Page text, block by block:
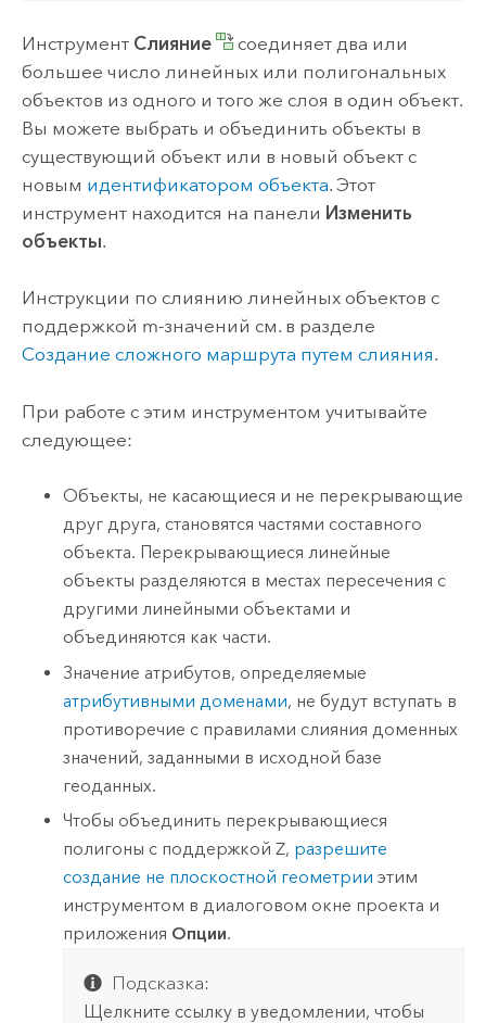
Инструмент Слияние
соединяет два или
большее число линейных или полигональных
объектов из одного и того же слоя в один объект.
Вы можете выбрать и объединить объекты в
существующий объект или в новый объект с
новым идентификатором объекта. Этот
инструмент находится на панели Изменить
объекты.
Инструкции по слиянию линейных объектов с
поддержкой m-значений см. в разделе
Создание сложного маршрута путем слияния.
При работе с этим инструментом учитывайте
следующее:
Объекты, не касающиеся и не перекрывающие
друг друга, становятся частями составного
объекта. Перекрывающиеся линейные
объекты разделяются в местах пересечения с
другими линейными объектами и
объединяются как части.
Значение атрибутов, определяемые
атрибутивными доменами, не будут вступать в
противоречие с правилами слияния доменных
значений, заданными в исходной базе
геоданных.
Чтобы объединить перекрывающиеся
полигоны с поддержкой Z, разрешите
создание не плоскостной геометрии этим
инструментом в диалоговом окне проекта и
приложения Опции.
Подсказка:
Щелкните ссылку в уведомлении, чтобы